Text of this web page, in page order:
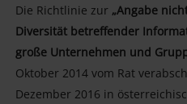
Die Richtlinie zur „Angabe
Diversität betreffender
große Unternehmen und
Oktober 2014 vom Rat
Dezember 2016 in